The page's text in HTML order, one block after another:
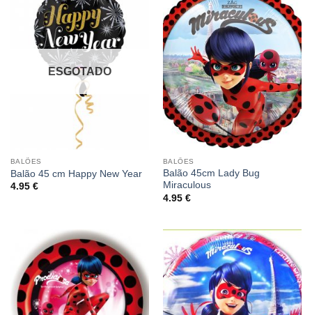
ESGOTADO
BALÕES
Balão 45 cm Happy New Year
4.95 €
BALÕES
Balão 45cm Lady Bug
Miraculous
4.95 €